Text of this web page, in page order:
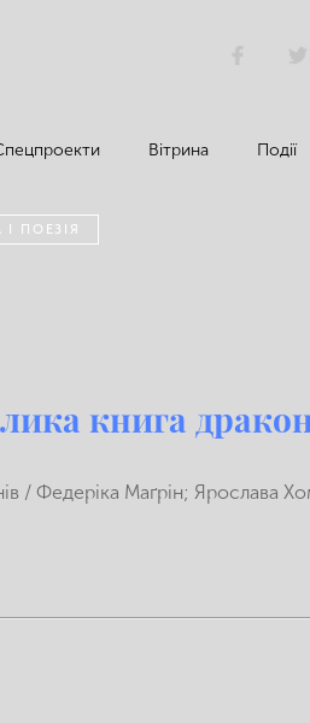
Вітрина Події
ПОЕЗІЯ
книга
/ Федеріка Маґрін; Ярослава